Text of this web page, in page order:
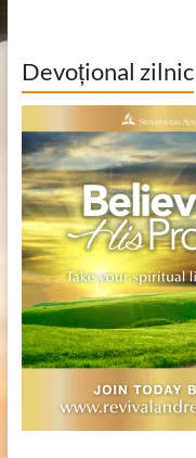
Devoțional zilnic